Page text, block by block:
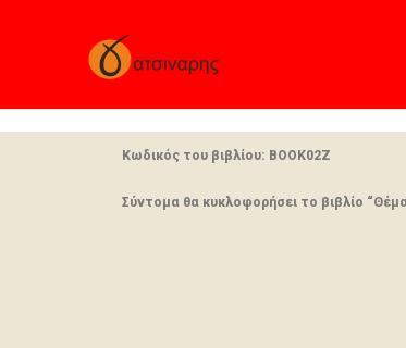
Κωδικός του βιβλίου: BOOK02Ζ
Σύντομα θα κυκλοφορήσει το βιβλίο